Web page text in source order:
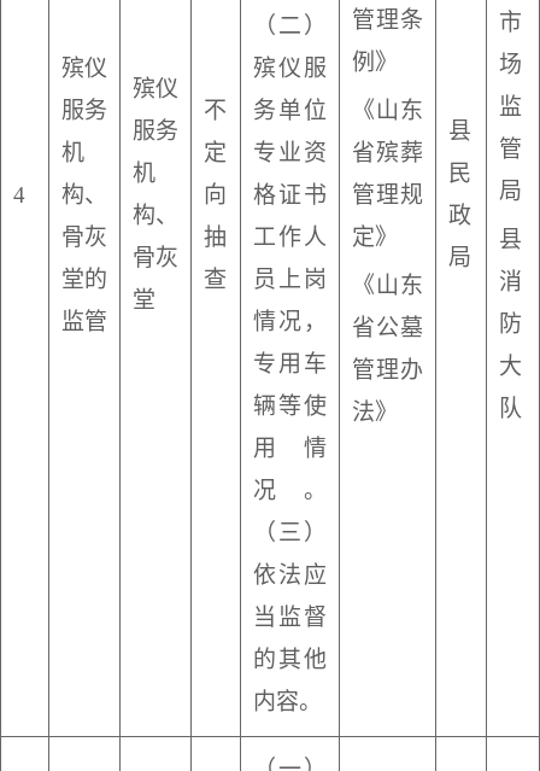
4
殡仪
服务
机
构、
骨灰
堂的
监管
殡仪
服务
机
构、
骨灰
堂
不
定
向
抽
查
（二）
殡仪服
务单位
专业资
格证书
工作人
员上岗
情况，
专用车
辆等使
用情
况。
（三）
依法应
当监督
的其他
内容。
管理条
例》
《山东
省殡葬
管理规
定》
《山东
省公墓
管理办
法》
县
民
政
局
市
场
监
管
局
县
消
防
大
队